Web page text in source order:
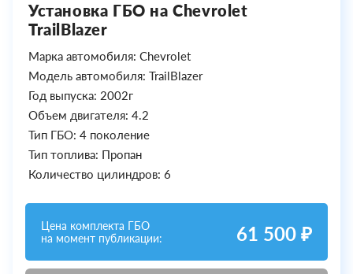
Установка ГБО на Chevrolet
TrailBlazer
Марка автомобиля: Chevrolet
Модель автомобиля: TrailBlazer
Год выпуска: 2002г
Объем двигателя: 4.2
Тип ГБО: 4 поколение
Тип топлива: Пропан
Количество цилиндров: 6
Цена комплекта ГБО
на момент публикации:
61 500 ₽